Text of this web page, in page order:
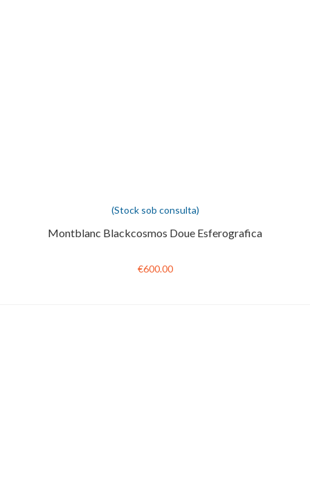
(Stock sob consulta)
Montblanc Blackcosmos Doue Esferografica
€600.00